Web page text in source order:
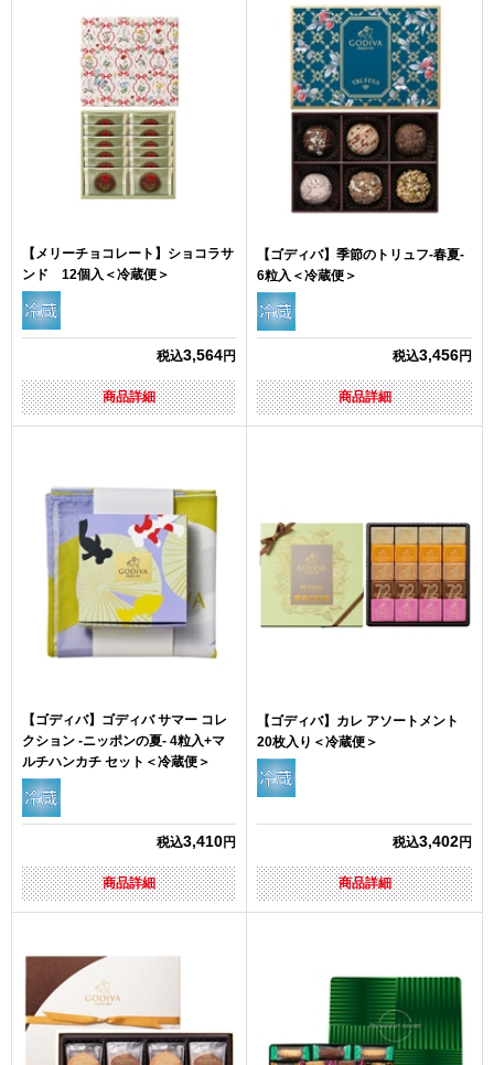
【メリーチョコレート】ショコラサ
ンド 12個入＜冷蔵便＞
税込3,564円
商品詳細
【ゴディバ】季節のトリュフ-春夏-
6粒入＜冷蔵便＞
税込3,456円
商品詳細
【ゴディバ】ゴディバ サマー コレ
クション -ニッポンの夏- 4粒入+マ
ルチハンカチ セット＜冷蔵便＞
税込3,410円
商品詳細
【ゴディバ】カレ アソートメント
20枚入り＜冷蔵便＞
税込3,402円
商品詳細